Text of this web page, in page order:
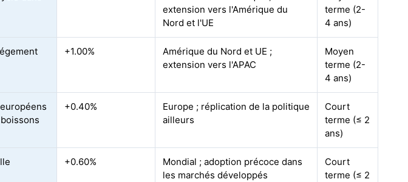
extension vers l'Amérique du
Nord et l'UE
terme (2-
4 ans)
+1.00%
Amérique du Nord et UE ;
extension vers l'APAC
Moyen
terme (2-
4 ans)
+0.40%
Europe ; réplication de la politique
ailleurs
Court
terme (≤ 2
ans)
+0.60%
Mondial ; adoption précoce dans
les marchés développés
Court
terme (≤ 2